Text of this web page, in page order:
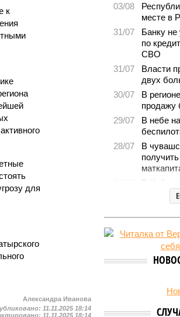
к
для
Александра Иванова
11.11.2025 18:14
11.11.2025 18:14
03/08
месте в
31/07
Банку не
по
СВО
31/07
Власти
двух
30/07
В
продажу
29/07
В небе
28/07
В
В
новому
27/07
урожая